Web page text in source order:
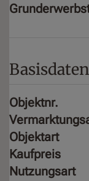
Objektnr.
Objektart
Kaufpreis
Nutzungsart